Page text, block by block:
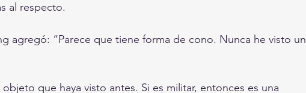
al respecto.
agregó: “Parece que tiene forma de cono. Nunca he visto un
que haya visto antes. Si es militar, entonces es una